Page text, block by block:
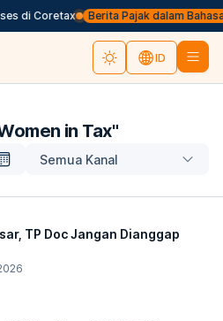
di Coretax Berita Pajak dalam Bahasa
ID
in Tax"
Semua Kanal
TP Doc Jangan Dianggap